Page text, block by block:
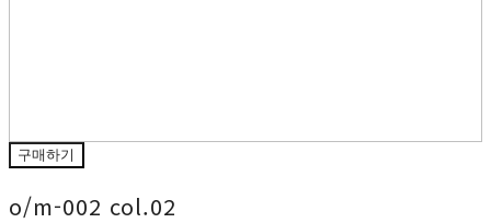
구매하기
o/m-002 col.02